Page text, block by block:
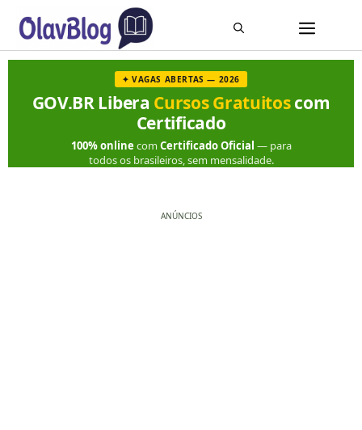
✦ VAGAS ABERTAS — 2026
GOV.BR Libera Cursos Gratuitoscom
Certificado
100% online com Certificado Oficial — para
todos os brasileiros, sem mensalidade.
ANÚNCIOS